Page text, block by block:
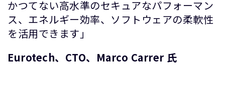
かつてない高水準のセキュアなパフォーマン
ス、エネルギー効率、ソフトウェアの柔軟性
を活用できます」
Eurotech、CTO、Marco Carrer 氏